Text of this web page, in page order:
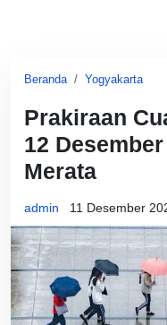
Beranda Yogyakarta
Prakiraan
12
Merata
admin 11 Desember